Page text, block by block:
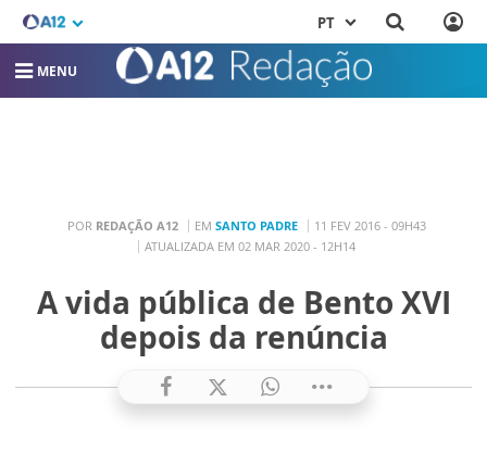
PT
MENU
POR REDAÇÃO A12 EM SANTO PADRE
11 FEV 2016 - 09H43
ATUALIZADA EM 02 MAR 2020 - 12H14
A vida pública de Bento XVI
depois da renúncia